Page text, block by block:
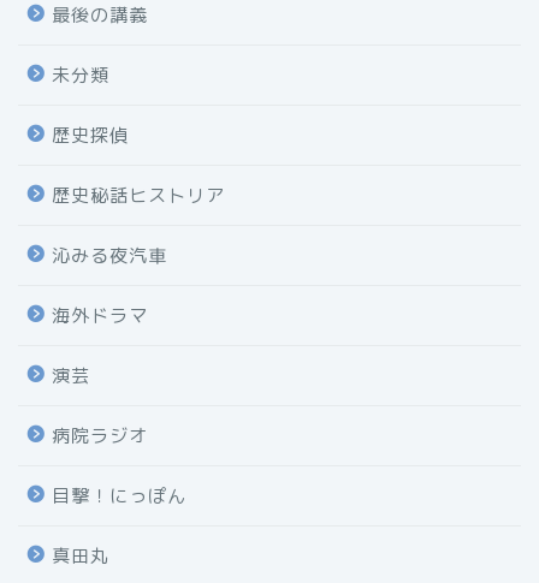
最後の講義
未分類
歴史探偵
歴史秘話ヒストリア
沁みる夜汽車
海外ドラマ
演芸
病院ラジオ
目撃！にっぽん
真田丸